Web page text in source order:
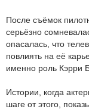
После съёмок
серьёзно
опасалась, что
повлиять на её
именно роль Кэрри
Истории, когда
шаге от этого,